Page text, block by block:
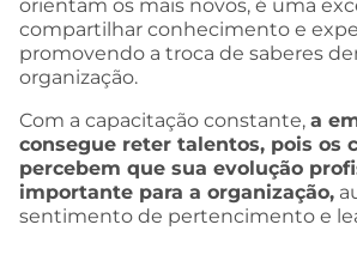
orientam os mais novos, é uma
compartilhar conhecimento e
promovendo a troca de saberes
organização.
Com a capacitação constante, a
consegue reter talentos, pois os
percebem que sua evolução
importante para a organização,
sentimento de pertencimento e